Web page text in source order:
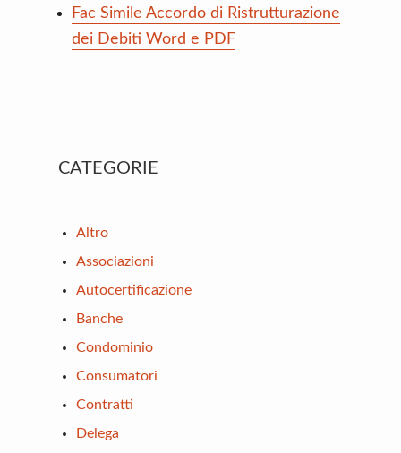
Fac Simile Accordo di Ristrutturazione
dei Debiti Word e PDF
Primary
CATEGORIE
Altro
Associazioni
Autocertificazione
Banche
Condominio
Consumatori
Contratti
Delega